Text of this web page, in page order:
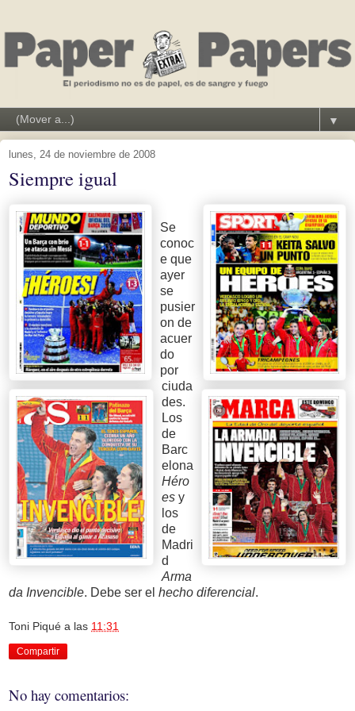
▼
lunes, 24 de noviembre de 2008
Siempre igual
Se
conoc
e que
ayer
se
pusier
on de
acuer
do
por
ciuda
des.
Los
de
Barc
elona
Héro
es y
los
de
Madri
d
Arma
da Invencible. Debe ser el hecho diferencial.
Toni Piqué a las 11:31
Compartir
No hay comentarios: